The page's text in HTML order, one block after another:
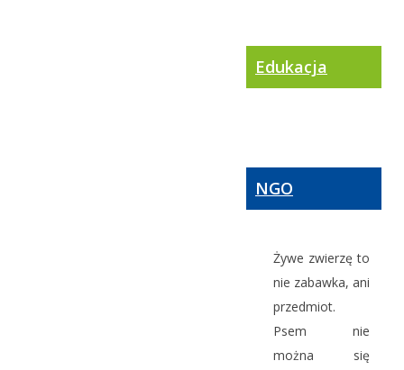
Edukacja
NGO
Żywe zwierzę to
nie zabawka, ani
przedmiot.
Psem nie
można się